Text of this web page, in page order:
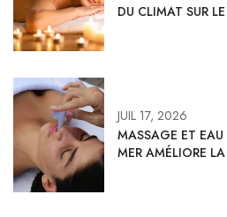
DU CLIMAT SUR
JUIL 17, 2026
MASSAGE ET
MER AMÉLIORE